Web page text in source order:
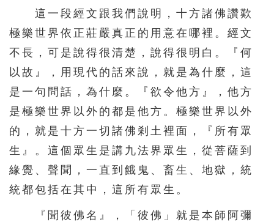
166 167 168 169 170
171 172 173 174 175
176 177 178 179 180
181 182 183 184 185
186 187
這一段經文跟我們說明，十方諸佛讚歎
極樂世界依正莊嚴真正的用意在哪裡。經文
不長，可是說得很清楚，說得很明白。『何
以故』，用現代的話來說，就是為什麼，這
是一句問話，為什麼。『欲令他方』，他方
是極樂世界以外的都是他方。極樂世界以外
的，就是十方一切諸佛剎土裡面，『所有眾
生』。這個眾生是講九法界眾生，從菩薩到
緣覺、聲聞，一直到餓鬼、畜生、地獄，統
統都包括在其中，這所有眾生。
『聞彼佛名』，「彼佛」就是本師阿彌